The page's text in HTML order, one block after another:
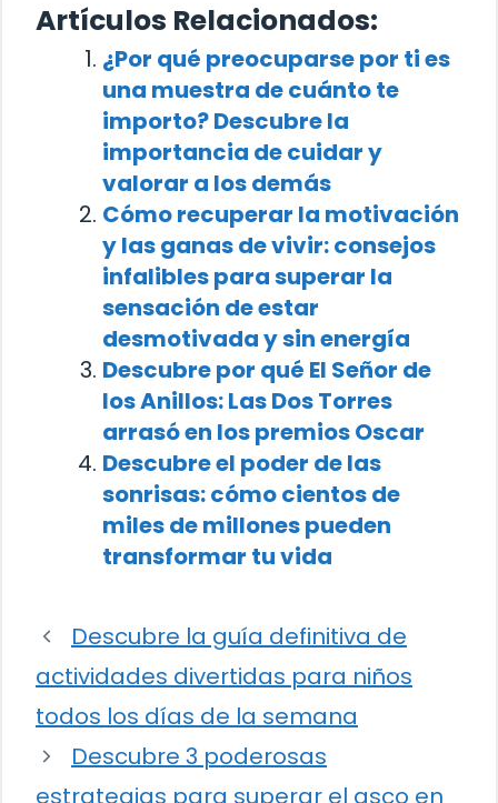
Artículos Relacionados:
¿Por qué preocuparse por ti es
una muestra de cuánto te
importo? Descubre la
importancia de cuidar y
valorar a los demás
Cómo recuperar la motivación
y las ganas de vivir: consejos
infalibles para superar la
sensación de estar
desmotivada y sin energía
Descubre por qué El Señor de
los Anillos: Las Dos Torres
arrasó en los premios Oscar
Descubre el poder de las
sonrisas: cómo cientos de
miles de millones pueden
transformar tu vida
Descubre la guía definitiva de
actividades divertidas para niños
todos los días de la semana
Descubre 3 poderosas
estrategias para superar el asco en